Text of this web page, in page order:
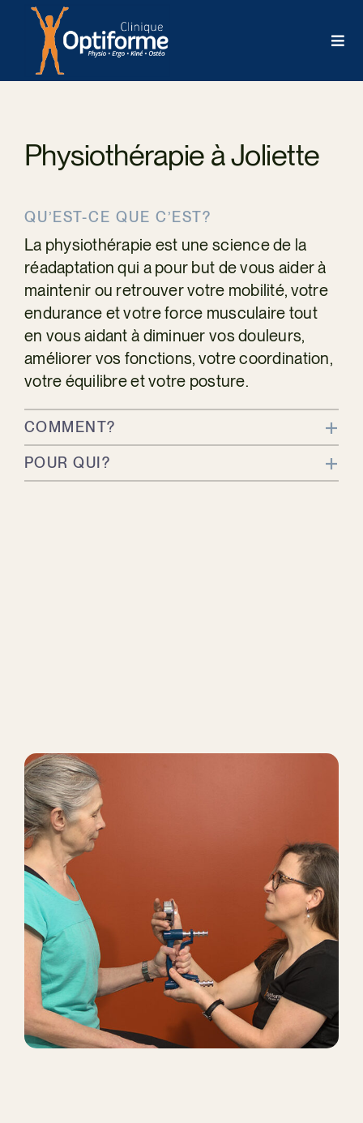
content
Physiothérapie à Joliette
QU’EST-CE QUE C’EST?
La physiothérapie est une science de la
réadaptation qui a pour but de vous aider à
maintenir ou retrouver votre mobilité, votre
endurance et votre force musculaire tout
en vous aidant à diminuer vos douleurs,
améliorer vos fonctions, votre coordination,
votre équilibre et votre posture.
COMMENT?
POUR QUI?